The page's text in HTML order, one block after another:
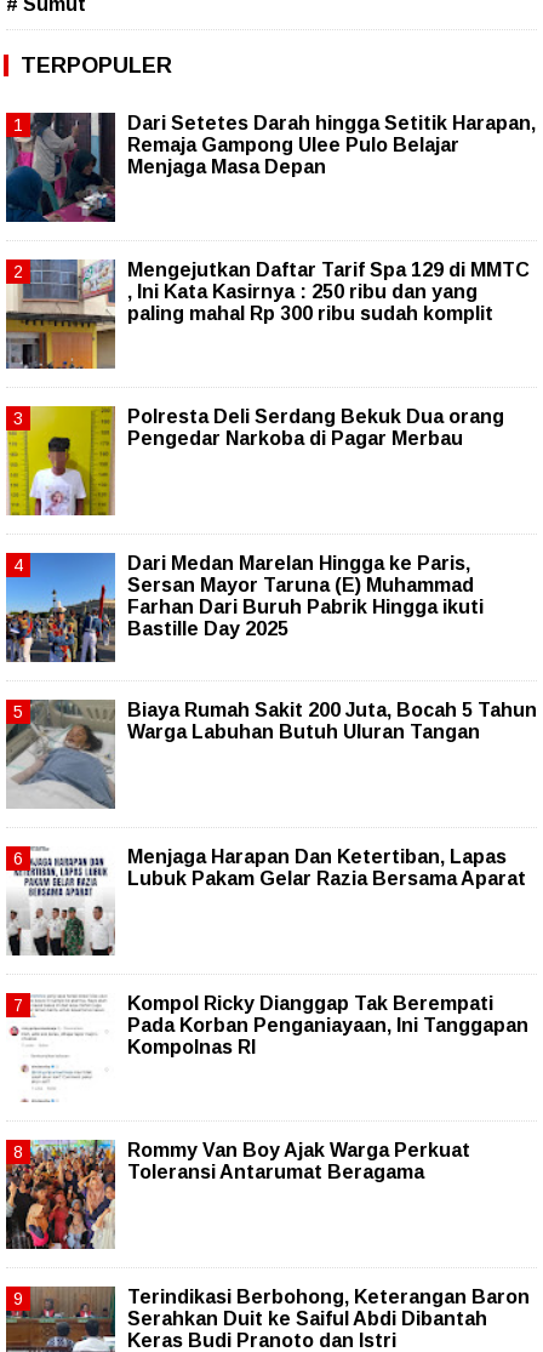
# Sumut
TERPOPULER
Dari Setetes Darah hingga Setitik Harapan,
Remaja Gampong Ulee Pulo Belajar
Menjaga Masa Depan
Mengejutkan Daftar Tarif Spa 129 di MMTC
, Ini Kata Kasirnya : 250 ribu dan yang
paling mahal Rp 300 ribu sudah komplit
Polresta Deli Serdang Bekuk Dua orang
Pengedar Narkoba di Pagar Merbau
‎Dari Medan Marelan Hingga ke Paris,
Sersan Mayor Taruna (E) Muhammad
Farhan Dari Buruh Pabrik Hingga ikuti
Bastille Day 2025
Biaya Rumah Sakit 200 Juta, Bocah 5 Tahun
Warga Labuhan Butuh Uluran Tangan
Menjaga Harapan Dan Ketertiban, Lapas
Lubuk Pakam Gelar Razia Bersama Aparat
Kompol Ricky Dianggap Tak Berempati
Pada Korban Penganiayaan, Ini Tanggapan
Kompolnas RI
Rommy Van Boy Ajak Warga Perkuat
Toleransi Antarumat Beragama
Terindikasi Berbohong, Keterangan Baron
Serahkan Duit ke Saiful Abdi Dibantah
Keras Budi Pranoto dan Istri